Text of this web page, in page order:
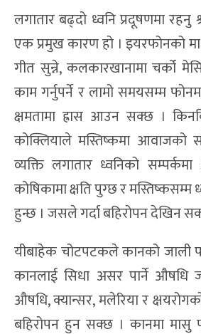
लगातार बढ्दो ध्वनि प्रदूषणमा रहनु
एक प्रमुख कारण हो । इयरफोनको
गीत सुन्ने, कलकारखानामा चर्को
काम गर्नुपर्ने र लामो समयसम्म
क्षमतामा ह्रास आउन सक्छ ।
कोक्लियाले मस्तिष्कमा
व्यक्ति लगातार ध्वनिको
कोषिकामा क्षति पुग्छ र मस्तिष्कसम्म
हुन्छ । जसले गर्दा बहिरोपन देखिन
यीबाहेक चोटपटकले कानको जाली
कानलाई सिधा असर पार्ने औषधि
औषधि, क्यान्सर, मलेरिया र
बहिरोपन हुन सक्छ । कानमा मासु